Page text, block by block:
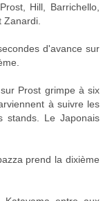
Hill, Barrichello,
d'avance sur
Prost grimpe à six
à suivre les
stands. Le Japonais
prend la dixième